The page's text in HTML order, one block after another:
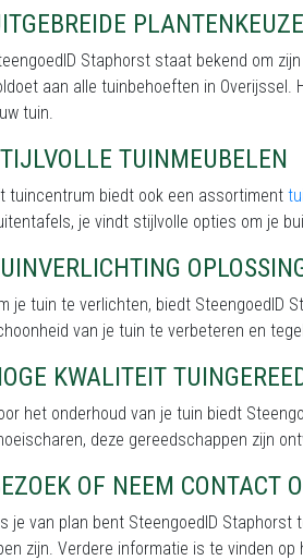
PLANTENKEUZE
Staphorst staat bekend om
aan alle tuinbehoeften in Overijssel.
tuin.
TUINMEUBELEN
tuincentrum biedt ook een assortiment
je vindt stijlvolle opties om je
je tuin te verlichten, biedt SteengoedID
van je tuin te verbeteren en
KWALITEIT
het onderhoud van je tuin biedt
deze gereedschappen zijn
OF NEEM CONTACT
je van plan bent SteengoedID
zijn. Verdere informatie is te vinden